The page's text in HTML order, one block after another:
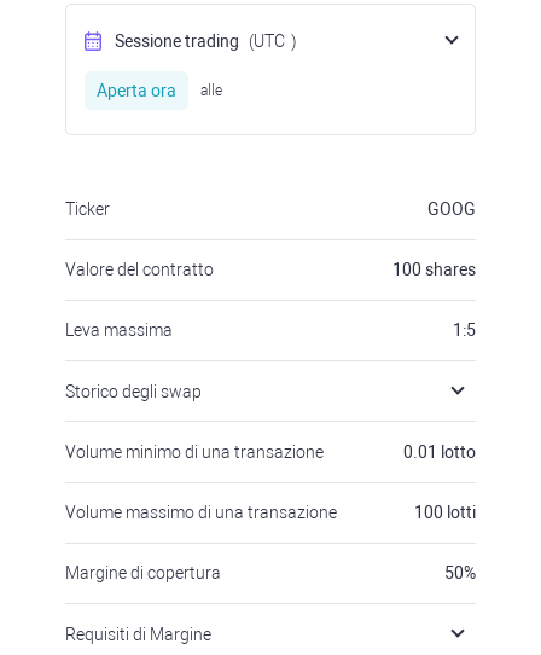
Sessione trading (UTC )
Aperta ora alle
Ticker GOOG
Valore del contratto 100 shares
Leva massima 1:5
Storico degli swap
Volume minimo di una transazione 0.01 lotto
Volume massimo di una transazione 100 lotti
Margine di copertura 50%
Requisiti di Margine